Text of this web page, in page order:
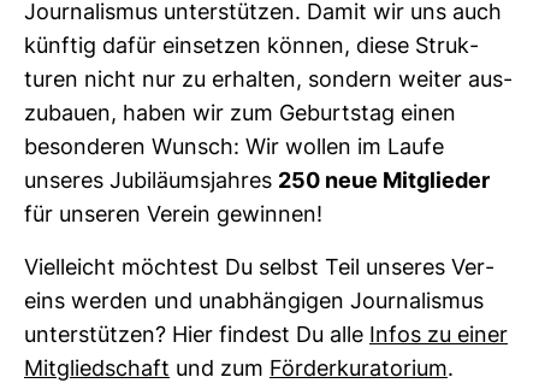
Jour­na­lismus unter­stützen. Damit wir uns auch
künftig dafür ein­setzen können, diese Struk­
turen nicht nur zu erhalten, son­dern weiter aus­
zu­bauen, haben wir zum Geburtstag einen
beson­deren Wunsch: Wir wollen im Laufe
unseres Jubi­lä­ums­jahres 250 neue Mit­glieder
für unseren Verein gewinnen!
Viel­leicht möch­test Du selbst Teil unseres Ver­
eins werden und unab­hän­gigen Jour­na­lismus
unter­stützen? Hier fin­dest Du alle Infos zu einer
Mit­glied­schaft und zum För­der­ku­ra­to­rium.